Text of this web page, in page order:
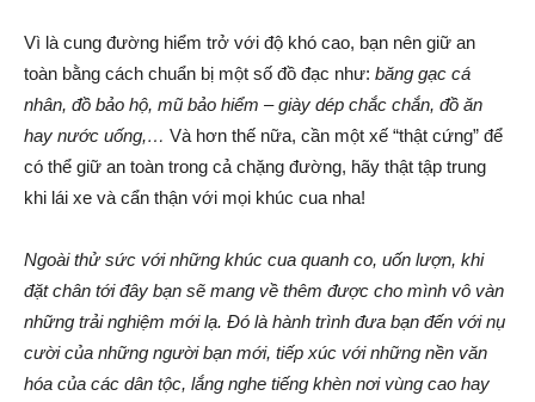
Vì là cung đường hiểm trở với độ khó cao, bạn nên giữ an
toàn bằng cách chuẩn bị một số đồ đạc như: băng gạc cá
nhân, đồ bảo hộ, mũ bảo hiểm – giày dép chắc chắn, đồ ăn
hay nước uống,… Và hơn thế nữa, cần một xế “thật cứng” để
có thể giữ an toàn trong cả chặng đường, hãy thật tập trung
khi lái xe và cẩn thận với mọi khúc cua nha!
Ngoài thử sức với những khúc cua quanh co, uốn lượn, khi
đặt chân tới đây bạn sẽ mang về thêm được cho mình vô vàn
những trải nghiệm mới lạ. Đó là hành trình đưa bạn đến với nụ
cười của những người bạn mới, tiếp xúc với những nền văn
hóa của các dân tộc, lắng nghe tiếng khèn nơi vùng cao hay